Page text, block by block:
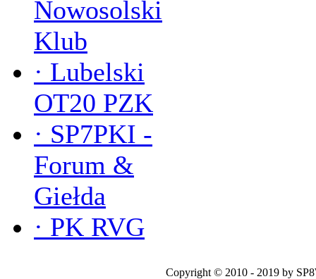
Nowosolski
Klub
· Lubelski
OT20 PZK
· SP7PKI -
Forum &
Giełda
· PK RVG
Copyright © 2010 - 2019 by